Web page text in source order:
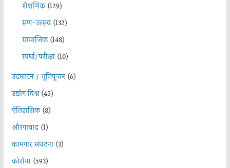
शैक्षणिक(129)
सण-उत्सव(132)
सामाजिक(148)
स्पर्धा/परीक्षा(10)
उदघाटन / भूमिपूजन(6)
उद्योग विश्व(45)
ऐतिहासिक(8)
औरंगाबाद(1)
कामगार संघटना(3)
कोरोना(593)